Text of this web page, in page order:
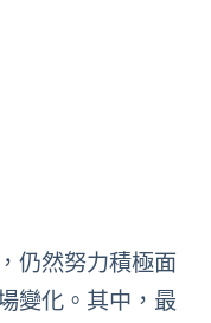
仍然努力積極面
變化。其中，最